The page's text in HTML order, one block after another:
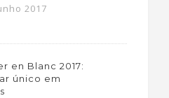
2017
en Blanc 2017:
único em